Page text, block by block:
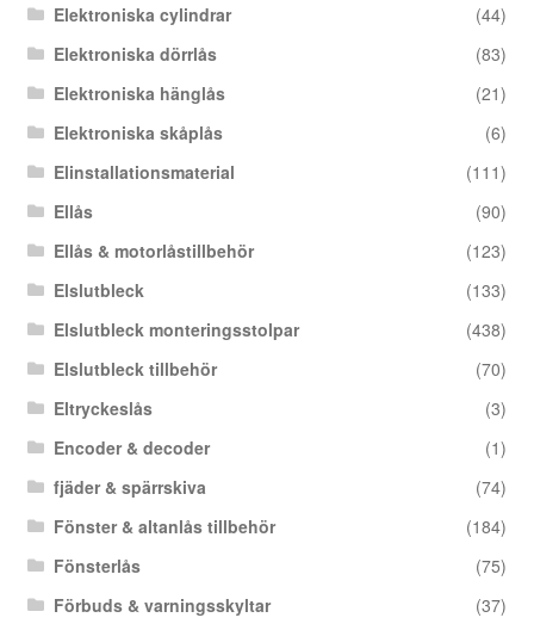
Elektroniska cylindrar
(44)
Elektroniska dörrlås
(83)
Elektroniska hänglås
(21)
Elektroniska skåplås
(6)
Elinstallationsmaterial
(111)
Ellås
(90)
Ellås & motorlåstillbehör
(123)
Elslutbleck
(133)
Elslutbleck monteringsstolpar
(438)
Elslutbleck tillbehör
(70)
Eltryckeslås
(3)
Encoder & decoder
(1)
fjäder & spärrskiva
(74)
Fönster & altanlås tillbehör
(184)
Fönsterlås
(75)
Förbuds & varningsskyltar
(37)